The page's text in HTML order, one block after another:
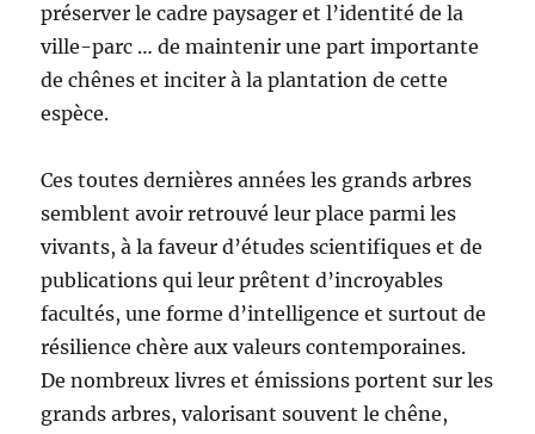
préserver le cadre paysager et l’identité de la
ville-parc … de maintenir une part importante
de chênes et inciter à la plantation de cette
espèce.
Ces toutes dernières années les grands arbres
semblent avoir retrouvé leur place parmi les
vivants, à la faveur d’études scientifiques et de
publications qui leur prêtent d’incroyables
facultés, une forme d’intelligence et surtout de
résilience chère aux valeurs contemporaines.
De nombreux livres et émissions portent sur les
grands arbres, valorisant souvent le chêne,